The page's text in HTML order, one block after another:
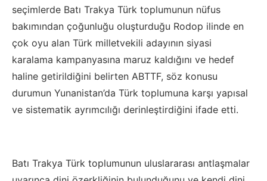
seçimlerde Batı Trakya Türk toplumunun nüfus
bakımından çoğunluğu oluşturduğu Rodop ilinde en
çok oyu alan Türk milletvekili adayının siyasi
karalama kampanyasına maruz kaldığını ve hedef
haline getirildiğini belirten ABTTF, söz konusu
durumun Yunanistan’da Türk toplumuna karşı yapısal
ve sistematik ayrımcılığı derinleştirdiğini ifade etti.
Batı Trakya Türk toplumunun uluslararası antlaşmalar